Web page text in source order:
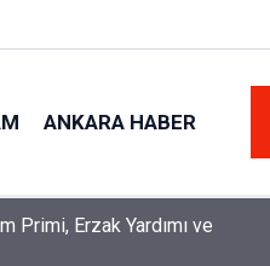
ANKARA HABER
Neden Olacak